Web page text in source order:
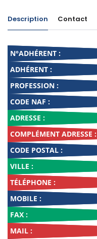
Description Contact
N°ADHÉRENT :
ADHÉRENT :
PROFESSION :
CODE NAF :
ADRESSE :
COMPLÉMENT ADRESSE :
CODE POSTAL :
VILLE :
TÉLÉPHONE :
MOBILE :
FAX :
MAIL :